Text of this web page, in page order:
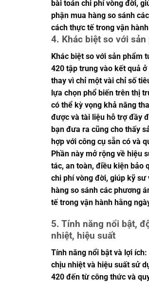
bài toán chi phí vòng đời,
phận mua hàng so sánh
cách thực tế trong vận
4. Khác biệt so với
Khác biệt so với sản phẩm
420 tập trung vào kết quả
thay vì chỉ một vài chỉ số
lựa chọn phổ biến trên thị
có thể kỳ vọng khả năng
được và tài liệu hỗ trợ đầy
bạn đưa ra cũng cho thấy
hợp với công cụ sẵn có và
Phần này mở rộng về hiệu
tác, an toàn, điều kiện bảo
chi phí vòng đời, giúp kỹ sư
hàng so sánh các phương
tế trong vận hành hằng
5. Tính năng nổi bật,
nhiệt, hiệu suất
Tính năng nổi bật và lợi
chịu nhiệt và hiệu suất sử
420 đến từ công thức và